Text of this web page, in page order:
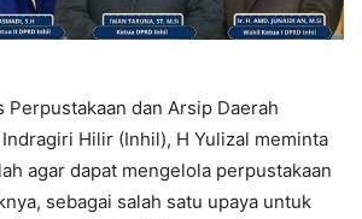
Perpustakaan dan Arsip Daerah
Hilir (Inhil), H Yulizal meminta
agar dapat mengelola perpustakaan
sebagai salah satu upaya untuk